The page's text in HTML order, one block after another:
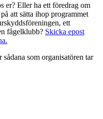
er? Eller ha ett föredrag om
att sätta ihop programmet
ett
fågelklubb? Skicka epost
sådana som organisatören tar